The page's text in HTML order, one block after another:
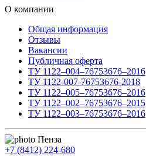
О компании
Общая информация
Отзывы
Вакансии
Публичная оферта
ТУ 1122–004–76753676–2016
ТУ 1122-007-76753676-2018
ТУ 1122–005–76753676–2016
ТУ 1122–002–76753676–2015
ТУ 1122–003–76753676–2016
Пенза
+7 (8412) 224-680